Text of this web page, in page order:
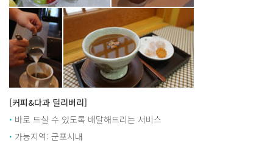
[커피&다과 딜리버리]
· 바로 드실 수 있도록 배달해드리는 서비스
· 가능지역: 군포시내